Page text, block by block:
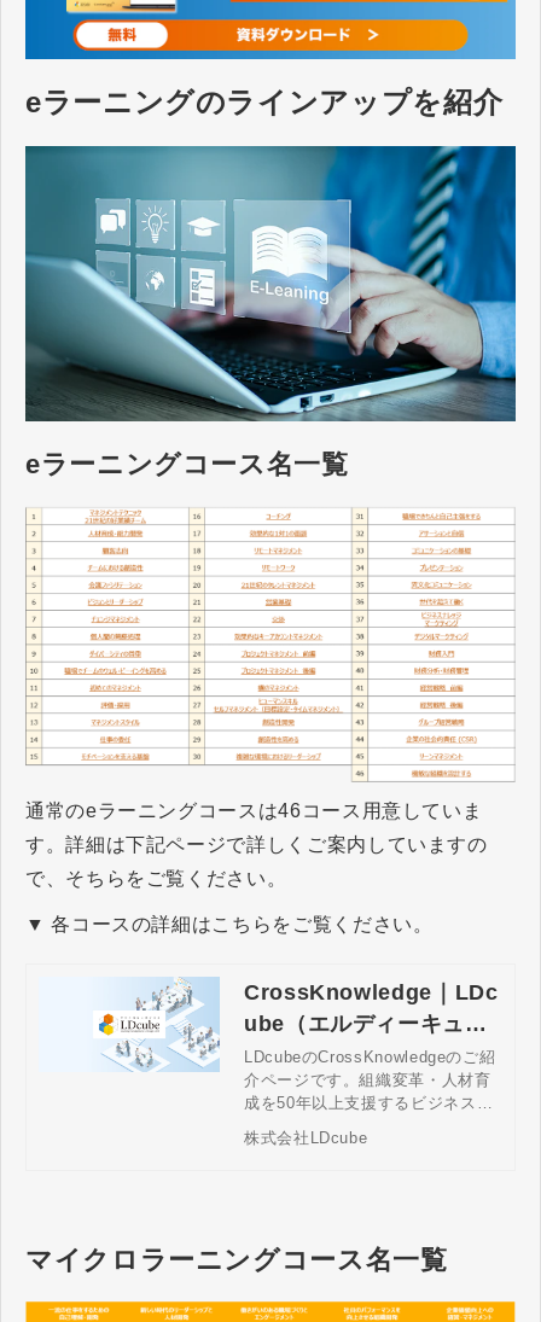
eラーニングのラインアップを紹介
eラーニングコース名一覧
通常のeラーニングコースは46コース用意していま
す。詳細は下記ページで詳しくご案内していますの
で、そちらをご覧ください。
▼ 各コースの詳細はこちらをご覧ください。
CrossKnowledge｜LDc
ube（エルディーキュー
ブ）
LDcubeのCrossKnowledgeのご紹
介ページです。組織変革・人材育
成を50年以上支援するビジネスコ
ンサルタントが持つ集合研修の豊
富な知見と、最先端の学習ツール
株式会社LDcube
マイクロラーニングコース名一覧